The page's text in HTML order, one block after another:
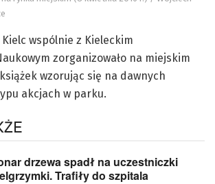
wspólnie z Kieleckim
zorganizowało na miejskim
wzorując się na dawnych
akcjach w parku.
drzewa spadł na uczestniczki
Trafiły do szpitala